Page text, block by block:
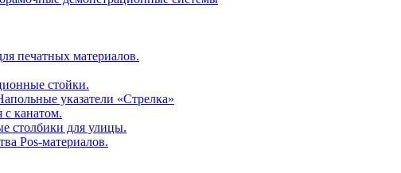
печатных материалов.
стойки.
указатели «Стрелка»
канатом.
столбики для улицы.
Pos-материалов.